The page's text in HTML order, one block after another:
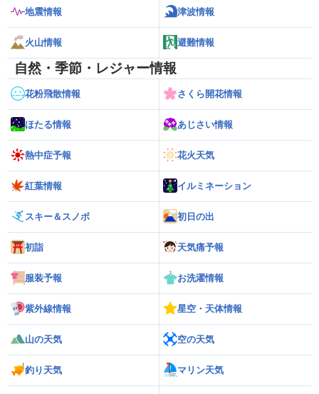
地震情報 津波情報
火山情報 避難情報
自然・季節・レジャー情報
花粉飛散情報 さくら開花情報
ほたる情報 あじさい情報
熱中症予報 花火天気
紅葉情報 イルミネーション
スキー＆スノボ 初日の出
初詣 天気痛予報
服装予報 お洗濯情報
紫外線情報 星空・天体情報
山の天気 空の天気
釣り天気 マリン天気